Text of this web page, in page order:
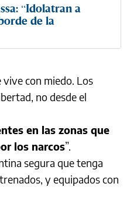
“Idolatran a
de la
vive con miedo. Los
no desde el
en las zonas que
los narcos”.
segura que tenga
y equipados con